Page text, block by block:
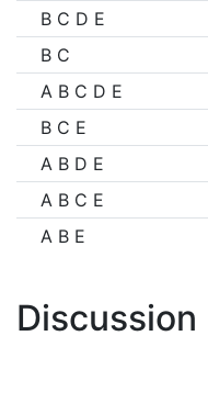
B C D E
B C
A B C D E
B C E
A B D E
A B C E
A B E
Discussion